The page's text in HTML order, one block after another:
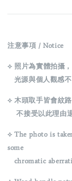
注意事項 / Notice
⟡ 照片為實體拍攝
光源與個人觀感
⟡ 木頭取手皆會紋
不接受以此理由
⟡ The photo is
some
chromatic